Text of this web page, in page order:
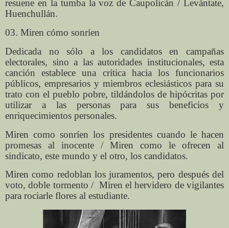
resuene en la tumba la voz de Caupolicán / Levántate,
Huenchullán.
03. Miren cómo sonríen
Dedicada no sólo a los candidatos en campañas
electorales, sino a las autoridades institucionales, esta
canción establece una crítica hacia los funcionarios
públicos, empresarios y miembros eclesiásticos para su
trato con el pueblo pobre, tildándolos de hipócritas por
utilizar a las personas para sus beneficios y
enriquecimientos personales.
Miren como sonríen los presidentes cuando le hacen
promesas al inocente / Miren como le ofrecen al
sindicato, este mundo y el otro, los candidatos.
Miren como redoblan los juramentos, pero después del
voto, doble tormento / Miren el hervidero de vigilantes
para rociarle flores al estudiante.